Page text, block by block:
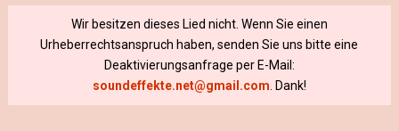
Wir besitzen dieses Lied nicht. Wenn Sie einen
Urheberrechtsanspruch haben, senden Sie uns bitte eine
Deaktivierungsanfrage per E-Mail:
soundeffekte.net@gmail.com . Dank!